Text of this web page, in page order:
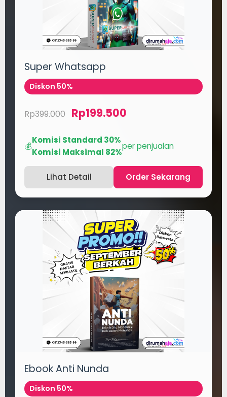
Super Whatsapp
Diskon 50%
Rp399.000 Rp199.500
💰
Komisi Standard 30%
Komisi Maksimal 82%
per penjualan
Lihat Detail Order Sekarang
Ebook Anti Nunda
Diskon 50%